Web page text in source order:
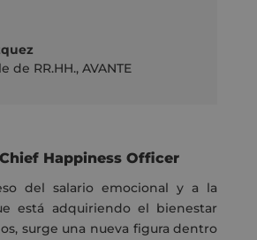
de RR.HH., AVANTE
Happiness Officer
del salario emocional y a la
está adquiriendo el bienestar
surge una nueva figura dentro